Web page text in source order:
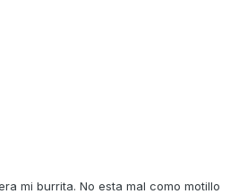
mi burrita. No esta mal como motillo